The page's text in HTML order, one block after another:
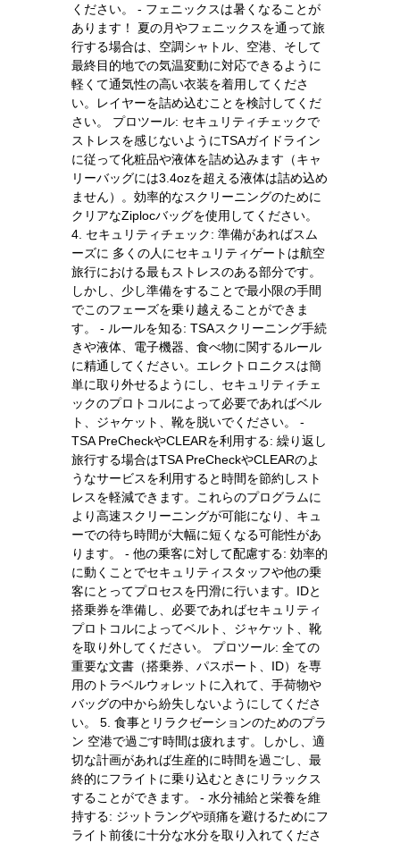
ください。 - フェニックスは暑くなることが
あります！ 夏の月やフェニックスを通って旅
行する場合は、空調シャトル、空港、そして
最終目的地での気温変動に対応できるように
軽くて通気性の高い衣装を着用してくださ
い。レイヤーを詰め込むことを検討してくだ
さい。 プロツール: セキュリティチェックで
ストレスを感じないようにTSAガイドライン
に従って化粧品や液体を詰め込みます（キャ
リーバッグには3.4ozを超える液体は詰め込め
ません）。効率的なスクリーニングのために
クリアなZiplocバッグを使用してください。
4. セキュリティチェック: 準備があればスム
ーズに 多くの人にセキュリティゲートは航空
旅行における最もストレスのある部分です。
しかし、少し準備をすることで最小限の手間
でこのフェーズを乗り越えることができま
す。 - ルールを知る: TSAスクリーニング手続
きや液体、電子機器、食べ物に関するルール
に精通してください。エレクトロニクスは簡
単に取り外せるようにし、セキュリティチェ
ックのプロトコルによって必要であればベル
ト、ジャケット、靴を脱いでください。 -
TSA PreCheckやCLEARを利用する: 繰り返し
旅行する場合はTSA PreCheckやCLEARのよ
うなサービスを利用すると時間を節約しスト
レスを軽減できます。これらのプログラムに
より高速スクリーニングが可能になり、キュ
ーでの待ち時間が大幅に短くなる可能性があ
ります。 - 他の乗客に対して配慮する: 効率的
に動くことでセキュリティスタッフや他の乗
客にとってプロセスを円滑に行います。IDと
搭乗券を準備し、必要であればセキュリティ
プロトコルによってベルト、ジャケット、靴
を取り外してください。 プロツール: 全ての
重要な文書（搭乗券、パスポート、ID）を専
用のトラベルウォレットに入れて、手荷物や
バッグの中から紛失しないようにしてくださ
い。 5. 食事とリラクゼーションのためのプラ
ン 空港で過ごす時間は疲れます。しかし、適
切な計画があれば生産的に時間を過ごし、最
終的にフライトに乗り込むときにリラックス
することができます。 - 水分補給と栄養を維
持する: ジットラングや頭痛を避けるためにフ
ライト前後に十分な水分を取り入れてくださ